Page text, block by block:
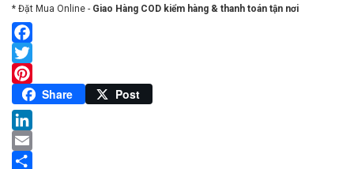
* Đặt Mua Online - Giao Hàng COD kiểm hàng & thanh toán tận nơi
Facebook
Twitter
Pinterest
Share Post
LinkedIn
Email